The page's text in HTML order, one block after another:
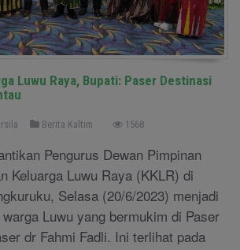
Luwu Raya, Bupati: Paser Destinasi
Berita Kaltim 1568
Pengurus Dewan Pimpinan
Keluarga Luwu Raya (KKLR) di
Selasa (20/6/2023) menjadi
Luwu yang bermukim di Paser
dr Fahmi Fadli. Ini terlihat pada